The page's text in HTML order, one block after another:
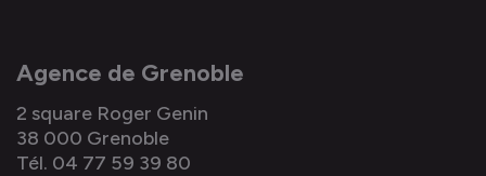
Agence de Grenoble
2 square Roger Genin
38 000 Grenoble
Tél. 04 77 59 39 80